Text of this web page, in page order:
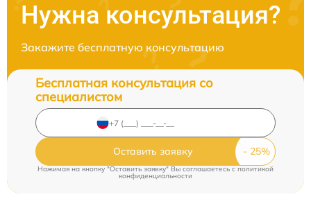
Нужна консультация?
Закажите бесплатную консультацию
Бесплатная консультация со
специалистом
Оставить заявку
Нажимая на кнопку "Оставить заявку" Вы соглашаетесь c политикой
конфиденциальности